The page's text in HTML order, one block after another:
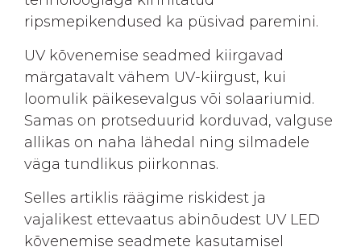
ripsmepikendused ka püsivad paremini.
UV kõvenemise seadmed kiirgavad
märgatavalt vähem UV-kiirgust, kui
loomulik päikesevalgus või solaariumid.
Samas on protseduurid korduvad, valguse
allikas on naha lähedal ning silmadele
väga tundlikus piirkonnas.
Selles artiklis räägime riskidest ja
vajalikest ettevaatus abinõudest UV LED
kõvenemise seadmete kasutamisel